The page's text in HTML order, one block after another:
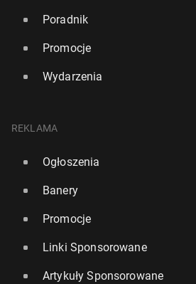
Poradnik
Promocje
Wydarzenia
REKLAMA
Ogłoszenia
Banery
Promocje
Linki Sponsorowane
Artykuły Sponsorowane